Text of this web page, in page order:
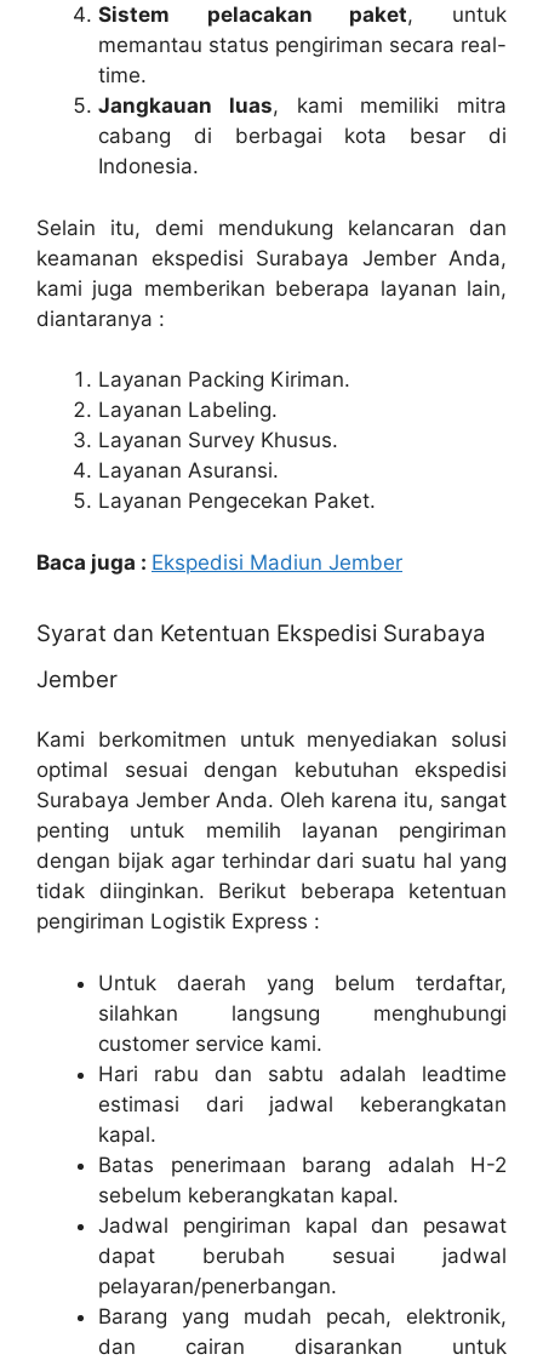
Sistem pelacakan paket, untuk
memantau status pengiriman secara real-
time.
Jangkauan luas, kami memiliki mitra
cabang di berbagai kota besar di
Indonesia.
Selain itu, demi mendukung kelancaran dan
keamanan ekspedisi Surabaya Jember Anda,
kami juga memberikan beberapa layanan lain,
diantaranya :
Layanan Packing Kiriman.
Layanan Labeling.
Layanan Survey Khusus.
Layanan Asuransi.
Layanan Pengecekan Paket.
Baca juga : Ekspedisi Madiun Jember
Syarat dan Ketentuan Ekspedisi Surabaya
Jember
Kami berkomitmen untuk menyediakan solusi
optimal sesuai dengan kebutuhan ekspedisi
Surabaya Jember Anda. Oleh karena itu, sangat
penting untuk memilih layanan pengiriman
dengan bijak agar terhindar dari suatu hal yang
tidak diinginkan. Berikut beberapa ketentuan
pengiriman Logistik Express :
Untuk daerah yang belum terdaftar,
silahkan langsung menghubungi
customer service kami.
Hari rabu dan sabtu adalah leadtime
estimasi dari jadwal keberangkatan
kapal.
Batas penerimaan barang adalah H-2
sebelum keberangkatan kapal.
Jadwal pengiriman kapal dan pesawat
dapat berubah sesuai jadwal
pelayaran/penerbangan.
Barang yang mudah pecah, elektronik,
dan cairan disarankan untuk